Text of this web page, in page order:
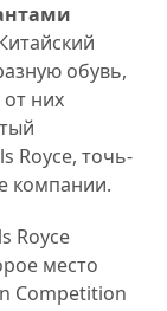
обувь,
них
Royce, точь-
компании.
Royce
место
Competition